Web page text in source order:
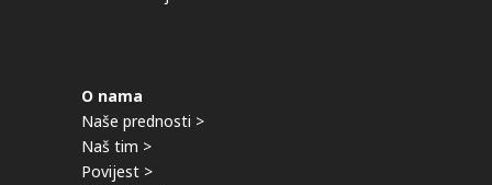
O nama
Naše prednosti >
Naš tim >
Povijest >